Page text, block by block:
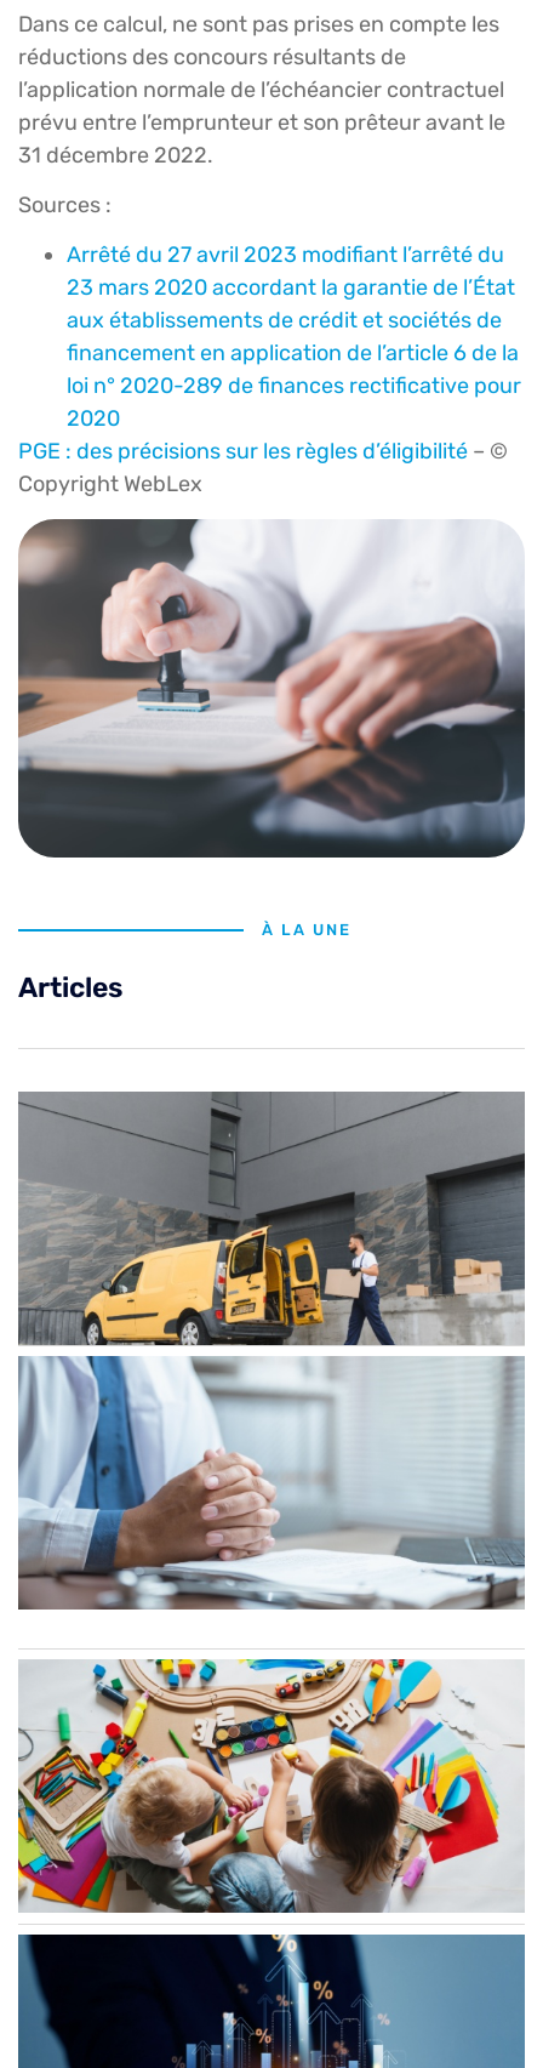
Dans ce calcul, ne sont pas prises en compte les
réductions des concours résultants de
l’application normale de l’échéancier contractuel
prévu entre l’emprunteur et son prêteur avant le
31 décembre 2022.
Sources :
Arrêté du 27 avril 2023 modifiant l’arrêté du
23 mars 2020 accordant la garantie de l’État
aux établissements de crédit et sociétés de
financement en application de l’article 6 de la
loi n° 2020-289 de finances rectificative pour
2020
PGE : des précisions sur les règles d’éligibilité – ©
Copyright WebLex
À LA UNE
Articles